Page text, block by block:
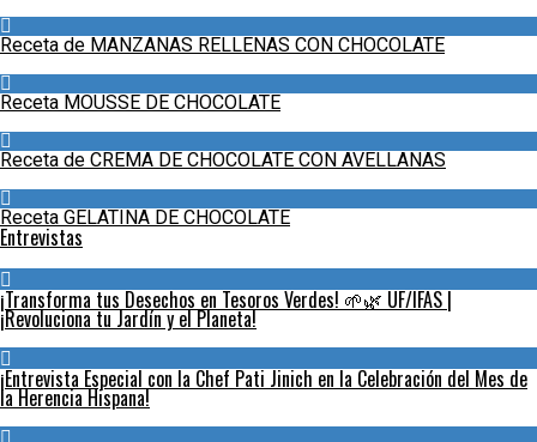
Receta de MANZANAS RELLENAS CON CHOCOLATE
Receta MOUSSE DE CHOCOLATE
Receta de CREMA DE CHOCOLATE CON AVELLANAS
Receta GELATINA DE CHOCOLATE
Entrevistas
¡Transforma tus Desechos en Tesoros Verdes! 🌱🌿 UF/IFAS |
¡Revoluciona tu Jardín y el Planeta!
¡Entrevista Especial con la Chef Pati Jinich en la Celebración del Mes de
la Herencia Hispana!